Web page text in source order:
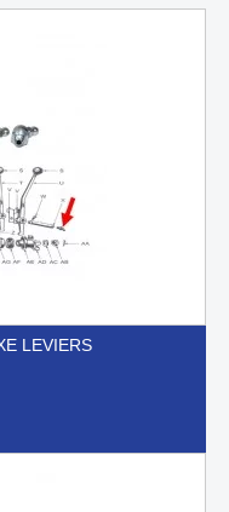
LEVIERS